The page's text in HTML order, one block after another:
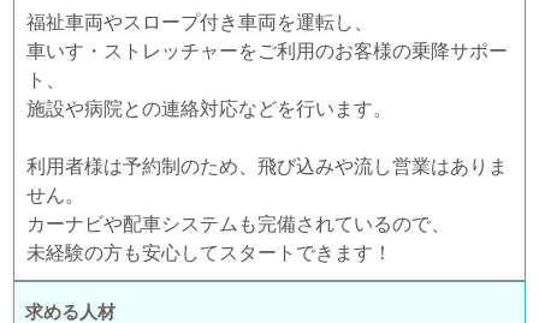
福祉車両やスロープ付き車両を運転し、
車いす・ストレッチャーをご利用のお客様の乗降サポー
ト、
施設や病院との連絡対応などを行います。
利用者様は予約制のため、飛び込みや流し営業はありま
せん。
カーナビや配車システムも完備されているので、
未経験の方も安心してスタートできます！
求める人材